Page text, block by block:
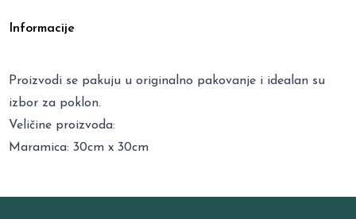
Informacije
Proizvodi se pakuju u originalno pakovanje i idealan su
izbor za poklon.
Veličine proizvoda:
Maramica: 30cm x 30cm